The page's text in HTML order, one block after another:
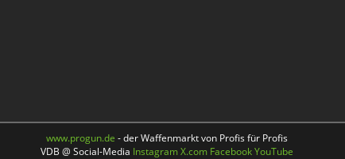
www.progun.de - der Waffenmarkt von Profis für Profis
VDB @ Social-Media InstagramX.com FacebookYouTube